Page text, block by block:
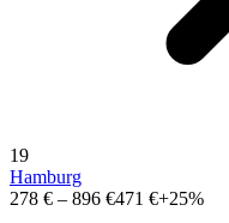
19
Hamburg
278 € – 896 €471 €+25%